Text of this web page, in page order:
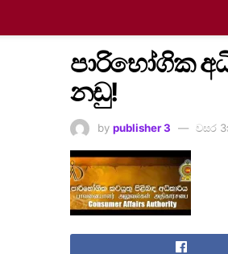
පාරිභෝගික
නඩු!
by publisher 3 වසර